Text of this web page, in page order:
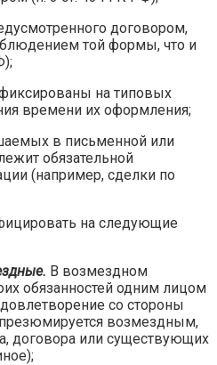
договором,
той формы, что и
на типовых
времени их оформления;
в письменной или
обязательной
(например, сделки по
на следующие
В возмездном
обязанностей одним лицом
со стороны
возмездным,
договора или существующих